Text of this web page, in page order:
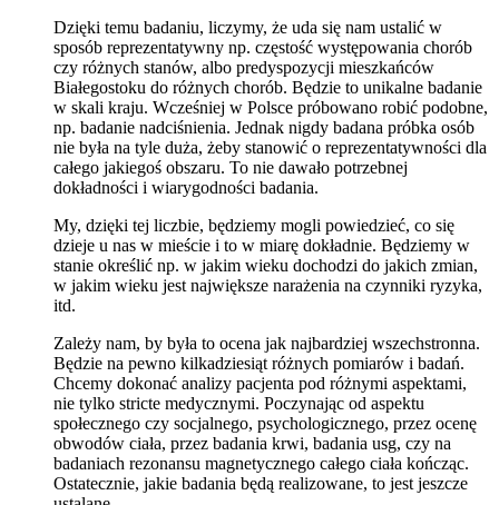
Dzięki temu badaniu, liczymy, że uda się nam ustalić w
sposób reprezentatywny np. częstość występowania chorób
czy różnych stanów, albo predyspozycji mieszkańców
Białegostoku do różnych chorób. Będzie to unikalne badanie
w skali kraju. Wcześniej w Polsce próbowano robić podobne,
np. badanie nadciśnienia. Jednak nigdy badana próbka osób
nie była na tyle duża, żeby stanowić o reprezentatywności dla
całego jakiegoś obszaru. To nie dawało potrzebnej
dokładności i wiarygodności badania.
My, dzięki tej liczbie, będziemy mogli powiedzieć, co się
dzieje u nas w mieście i to w miarę dokładnie. Będziemy w
stanie określić np. w jakim wieku dochodzi do jakich zmian,
w jakim wieku jest największe narażenia na czynniki ryzyka,
itd.
Zależy nam, by była to ocena jak najbardziej wszechstronna.
Będzie na pewno kilkadziesiąt różnych pomiarów i badań.
Chcemy dokonać analizy pacjenta pod różnymi aspektami,
nie tylko stricte medycznymi. Poczynając od aspektu
społecznego czy socjalnego, psychologicznego, przez ocenę
obwodów ciała, przez badania krwi, badania usg, czy na
badaniach rezonansu magnetycznego całego ciała kończąc.
Ostatecznie, jakie badania będą realizowane, to jest jeszcze